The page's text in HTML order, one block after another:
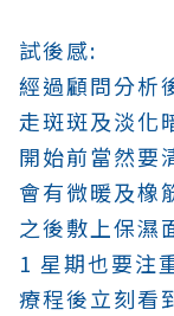
試後感:
經過顧問分析
走斑斑及淡化
開始前當然要
會有微暖及橡
之後敷上保濕
1 星期也要注
療程後立刻看